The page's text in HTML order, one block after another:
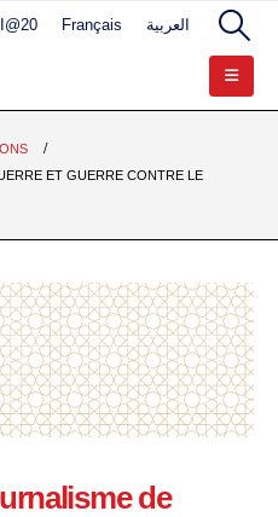
Français العربية
ET GUERRE CONTRE LE
de